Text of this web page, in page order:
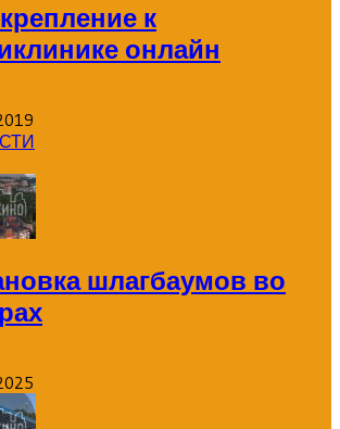
к
онлайн
шлагбаумов во